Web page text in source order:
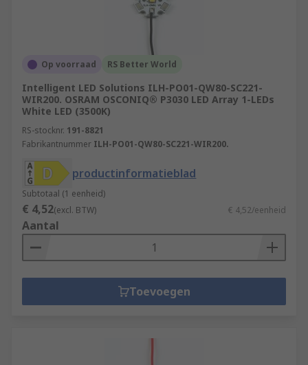
Op voorraad RS Better World
Intelligent LED Solutions ILH-PO01-QW80-SC221-
WIR200. OSRAM OSCONIQ® P3030 LED Array 1-LEDs
White LED (3500K)
RS-stocknr. 191-8821
Fabrikantnummer ILH-PO01-QW80-SC221-WIR200.
productinformatieblad
Subtotaal (1 eenheid)
€ 4,52(excl. BTW) € 4,52/eenheid
Aantal
Toevoegen